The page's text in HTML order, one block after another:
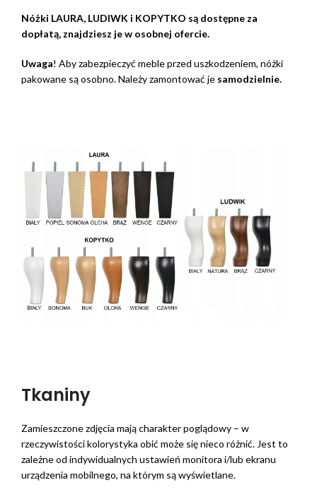
Nóżki LAURA, LUDIWK i KOPYTKO są dostępne za
dopłatą, znajdziesz je w osobnej ofercie.
Uwaga! Aby zabezpieczyć meble przed uszkodzeniem, nóżki
pakowane są osobno. Należy zamontować je samodzielnie.
Tkaniny
Zamieszczone zdjęcia mają charakter poglądowy – w
rzeczywistości kolorystyka obić może się nieco różnić. Jest to
zależne od indywidualnych ustawień monitora i/lub ekranu
urządzenia mobilnego, na którym są wyświetlane.